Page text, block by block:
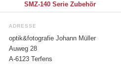
SMZ-140 Serie Zubehör
ADRESSE
optik&fotografie Johann Müller
Auweg 28
A-6123 Terfens